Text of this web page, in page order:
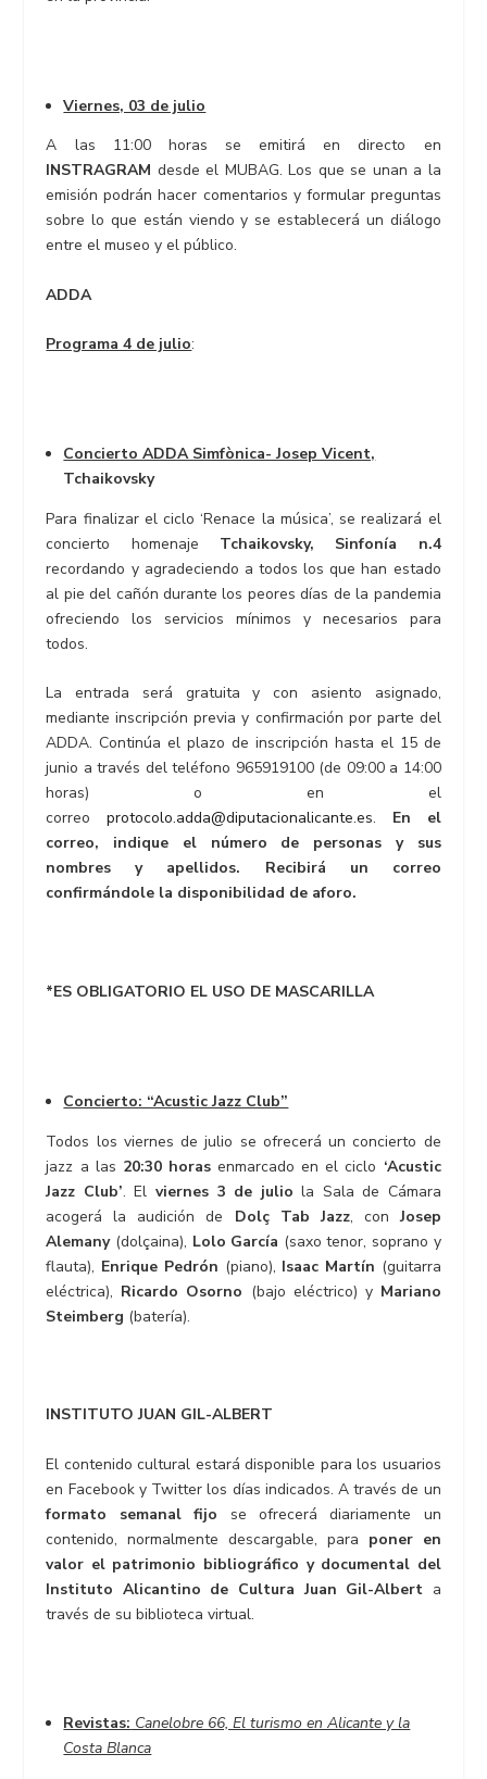
Viernes, 03 de julio
A las 11:00 horas se emitirá en directo en
INSTRAGRAM desde el MUBAG. Los que se unan a la
emisión podrán hacer comentarios y formular preguntas
sobre lo que están viendo y se establecerá un diálogo
entre el museo y el público.
ADDA
Programa 4 de julio:
Concierto ADDA Simfònica- Josep Vicent,
Tchaikovsky
Para finalizar el ciclo ‘Renace la música’, se realizará el
concierto homenaje Tchaikovsky, Sinfonía n.4
recordando y agradeciendo a todos los que han estado
al pie del cañón durante los peores días de la pandemia
ofreciendo los servicios mínimos y necesarios para
todos.
La entrada será gratuita y con asiento asignado,
mediante inscripción previa y confirmación por parte del
ADDA. Continúa el plazo de inscripción hasta el 15 de
junio a través del teléfono 965919100 (de 09:00 a 14:00
horas) o en el
correoprotocolo.adda@diputacionalicante.es. En el
correo, indique el número de personas y sus
nombres y apellidos. Recibirá un correo
confirmándole la disponibilidad de aforo.
*ES OBLIGATORIO EL USO DE MASCARILLA
Concierto: “Acustic Jazz Club”
Todos los viernes de julio se ofrecerá un concierto de
jazz a las 20:30 horasenmarcado en el ciclo ‘Acustic
Jazz Club’. El viernes 3 de julio la Sala de Cámara
acogerá la audición de Dolç Tab Jazz, conJosep
Alemany(dolçaina), Lolo García (saxo tenor, soprano y
flauta), Enrique Pedrón (piano), Isaac Martín (guitarra
eléctrica), Ricardo Osorno (bajo eléctrico) y Mariano
Steimberg (batería).
INSTITUTO JUAN GIL-ALBERT
El contenido cultural estará disponible para los usuarios
en Facebook y Twitter los días indicados. A través de un
formato semanal fijo se ofrecerá diariamente un
contenido, normalmente descargable, para poner en
valor el patrimonio bibliográfico y documental del
Instituto Alicantino de Cultura Juan Gil-Albert a
través de su biblioteca virtual.
Revistas: Canelobre 66, El turismo en Alicante y la
Costa Blanca